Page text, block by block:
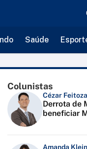
Saúde
Colunistas
Cézar Feitoza
Derrota de
beneficiar
Amanda Klein